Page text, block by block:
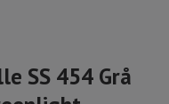
SS 454 Grå